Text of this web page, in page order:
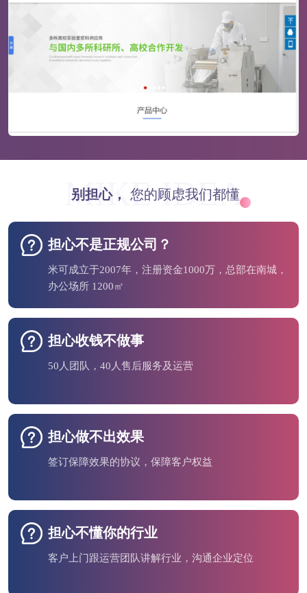
MIKE IDEA
别担心， 您的顾虑我们都懂
担心不是正规公司？
米可成立于2007年，注册资金1000万，总部在南城，
办公场所 1200㎡
担心收钱不做事
50人团队，40人售后服务及运营
担心做不出效果
签订保障效果的协议，保障客户权益
担心不懂你的行业
客户上门跟运营团队讲解行业，沟通企业定位